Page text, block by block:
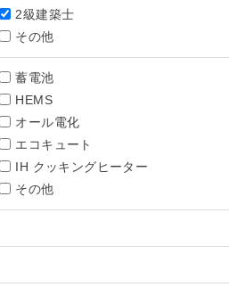
2級建築士
その他
蓄電池
HEMS
オール電化
エコキュート
IH クッキングヒーター
その他